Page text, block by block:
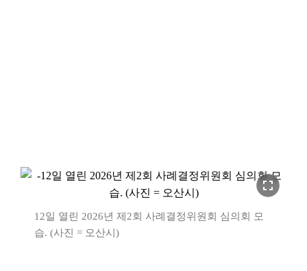
fullscreen
12일 열린 2026년 제2회 사례결정위원회 심의회 모
습. (사진 = 오산시)